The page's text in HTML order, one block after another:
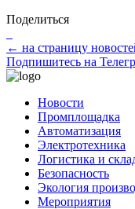
Поделиться
← на страницу
Подпишитесь на
Новости
Промплощадка
Автоматизация
Электротехника
Логистика и
Безопасность
Экология
Мероприятия